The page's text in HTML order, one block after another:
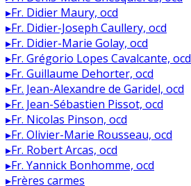
▸Fr. Didier Maury, ocd
▸Fr. Didier-Joseph Caullery, ocd
▸Fr. Didier-Marie Golay, ocd
▸Fr. Grégorio Lopes Cavalcante, ocd
▸Fr. Guillaume Dehorter, ocd
▸Fr. Jean-Alexandre de Garidel, ocd
▸Fr. Jean-Sébastien Pissot, ocd
▸Fr. Nicolas Pinson, ocd
▸Fr. Olivier-Marie Rousseau, ocd
▸Fr. Robert Arcas, ocd
▸Fr. Yannick Bonhomme, ocd
▸Frères carmes